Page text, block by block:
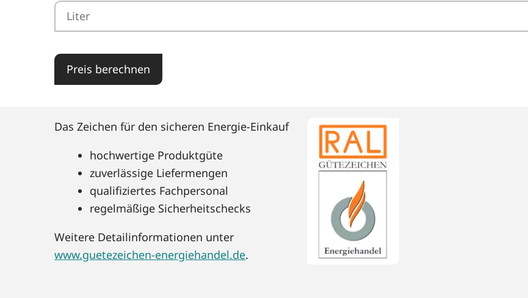
Preis berechnen
Das Zeichen für den sicheren Energie-Einkauf
hochwertige Produktgüte
zuverlässige Liefermengen
qualifiziertes Fachpersonal
regelmäßige Sicherheitschecks
Weitere Detailinformationen unter
www.guetezeichen-energiehandel.de.